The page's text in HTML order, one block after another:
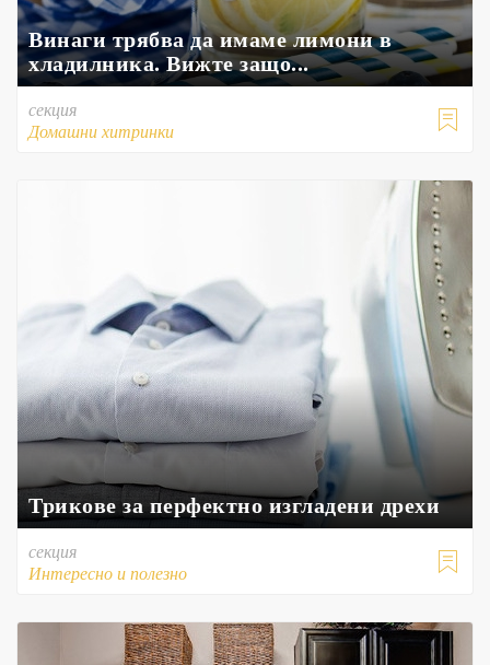
Винаги трябва да имаме лимони в
хладилника. Вижте защо...

секция
Домашни хитринки
Трикове за перфектно изгладени дрехи

секция
Интересно и полезно